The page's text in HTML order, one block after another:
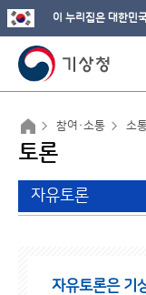
이 누리집은 대한민
참여·소통 소
토론
자유토론
자유토론은 기